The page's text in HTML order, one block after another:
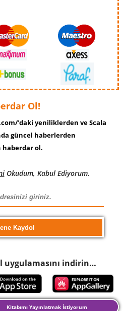
Ol!
’daki yeniliklerden ve Scala
güncel haberlerden
haberdar ol.
Okudum, Kabul Ediyorum.
uygulamasını indirin…
Kitabımı Yayınlatmak İstiyorum